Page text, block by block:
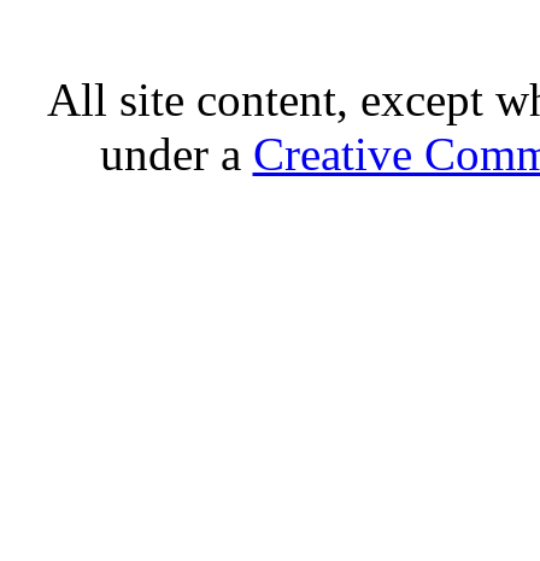
All site content, except
under a Creative